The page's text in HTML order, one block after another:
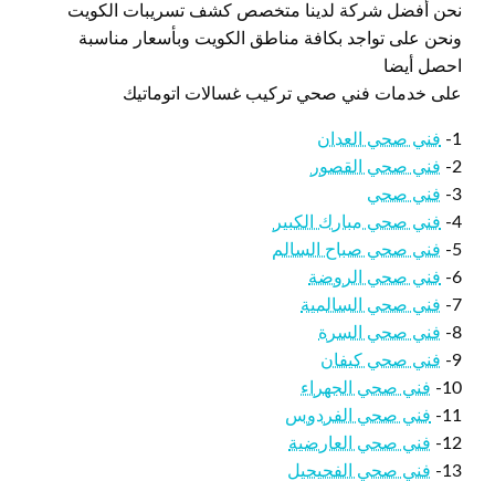
نحن أفضل شركة لدينا متخصص كشف تسريبات الكويت
ونحن على تواجد بكافة مناطق الكويت وبأسعار مناسبة
احصل أيضا
على خدمات فني صحي تركيب غسالات اتوماتيك
1-
فني صحي العدان
2-
فني صحي القصور
3-
فني صحي
4-
فني صحي مبارك الكبير
5-
فني صحي صباح السالم
6-
فني صحي الروضة
7-
فني صحي السالمية
8-
فني صحي السرة
9-
فني صحي كيفان
10-
فني صحي الجهراء
11-
فني صحي الفردوس
12-
فني صحي العارضية
13-
فني صحي الفحيحيل